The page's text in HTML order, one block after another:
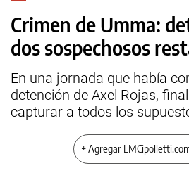
Crimen de Umma:
dos sospechosos
En una jornada que había
detención de Axel Rojas,
capturar a todos los
+ Agregar